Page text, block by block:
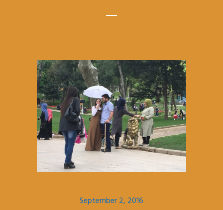
September 2, 2016